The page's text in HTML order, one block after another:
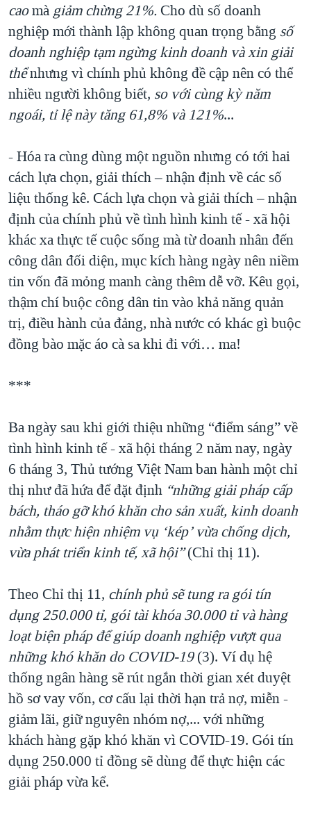
caomàgiảm chừng 21%. Cho dù số doanh
nghiệp mới thành lập không quan trọng bằng số
doanh nghiệp tạm ngừng kinh doanh và xin giải
thểnhưng vì chính phủ không đề cập nên có thể
nhiều người không biết, so với cùng kỳ năm
ngoái, tỉ lệ này tăng 61,8% và 121%...
- Hóa ra cùng dùng một nguồn nhưng có tới hai
cách lựa chọn, giải thích – nhận định về các số
liệu thống kê. Cách lựa chọn và giải thích – nhận
định của chính phủ về tình hình kinh tế - xã hội
khác xa thực tế cuộc sống mà từ doanh nhân đến
công dân đối diện, mục kích hàng ngày nên niềm
tin vốn đã mỏng manh càng thêm dễ vỡ. Kêu gọi,
thậm chí buộc công dân tin vào khả năng quản
trị, điều hành của đảng, nhà nước có khác gì buộc
đồng bào mặc áo cà sa khi đi với… ma!
***
Ba ngày sau khi giới thiệu những “điểm sáng” về
tình hình kinh tế - xã hội tháng 2 năm nay, ngày
6 tháng 3, Thủ tướng Việt Nam ban hành một chỉ
thị như đã hứa để đặt định “những giải pháp cấp
bách, tháo gỡ khó khăn cho sản xuất, kinh doanh
nhằm thực hiện nhiệm vụ ‘kép’ vừa chống dịch,
vừa phát triển kinh tế, xã hội”(Chỉ thị 11).
Theo Chỉ thị 11, chính phủ sẽ tung ra gói tín
dụng 250.000 tỉ, gói tài khóa 30.000 tỉ và hàng
loạt biện pháp để giúp doanh nghiệp vượt qua
những khó khăn do COVID-19(3). Ví dụ hệ
thống ngân hàng sẽ rút ngắn thời gian xét duyệt
hồ sơ vay vốn, cơ cấu lại thời hạn trả nợ, miễn -
giảm lãi, giữ nguyên nhóm nợ,... với những
khách hàng gặp khó khăn vì COVID-19. Gói tín
dụng 250.000 tỉ đồng sẽ dùng để thực hiện các
giải pháp vừa kể.